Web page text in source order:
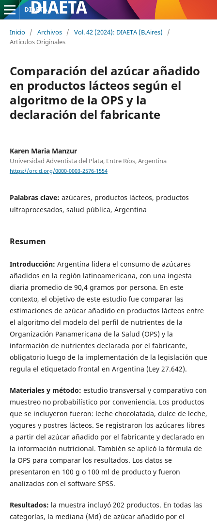
DIAETA
Inicio / Archivos / Vol. 42 (2024): DIAETA (B.Aires)
/
Artículos Originales
Comparación del azúcar añadido
en productos lácteos según el
algoritmo de la OPS y la
declaración del fabricante
Karen Maria Manzur
Universidad Adventista del Plata, Entre Ríos, Argentina
https://orcid.org/0000-0003-2576-1554
Palabras clave: azúcares, productos lácteos, productos
ultraprocesados, salud pública, Argentina
Resumen
Introducción: Argentina lidera el consumo de azúcares
añadidos en la región latinoamericana, con una ingesta
diaria promedio de 90,4 gramos por persona. En este
contexto, el objetivo de este estudio fue comparar las
estimaciones de azúcar añadido en productos lácteos entre
el algoritmo del modelo del perfil de nutrientes de la
Organización Panamericana de la Salud (OPS) y la
información de nutrientes declarada por el fabricante,
obligatorio luego de la implementación de la legislación que
regula el etiquetado frontal en Argentina (Ley 27.642).
Materiales y método: estudio transversal y comparativo con
muestreo no probabilístico por conveniencia. Los productos
que se incluyeron fueron: leche chocolatada, dulce de leche,
yogures y postres lácteos. Se registraron los azúcares libres
a partir del azúcar añadido por el fabricante y declarado en
la información nutricional. También se aplicó la fórmula de
la OPS para comparar los resultados. Los datos se
presentaron en 100 g o 100 ml de producto y fueron
analizados con el software SPSS.
Resultados: la muestra incluyó 202 productos. En todas las
categorías, la mediana (Md) de azúcar añadido por el